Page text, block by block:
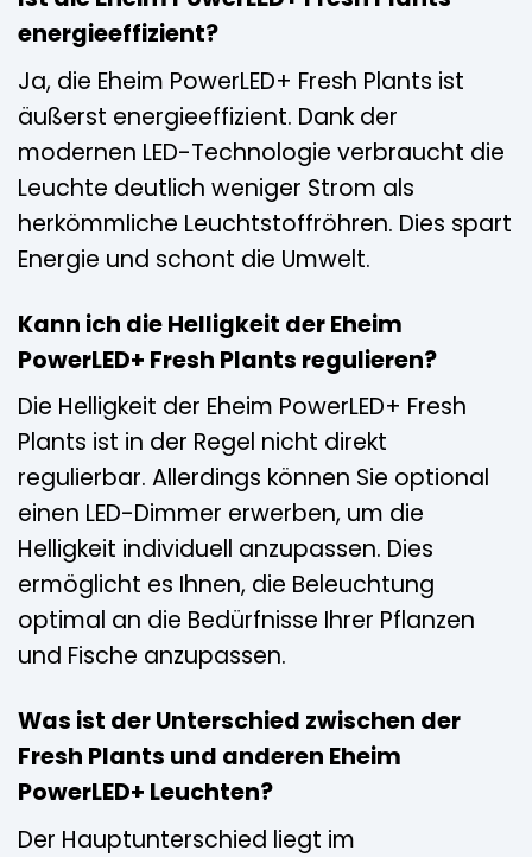
energieeffizient?
Ja, die Eheim PowerLED+ Fresh Plants ist
äußerst energieeffizient. Dank der
modernen LED-Technologie verbraucht die
Leuchte deutlich weniger Strom als
herkömmliche Leuchtstoffröhren. Dies spart
Energie und schont die Umwelt.
Kann ich die Helligkeit der Eheim
PowerLED+ Fresh Plants regulieren?
Die Helligkeit der Eheim PowerLED+ Fresh
Plants ist in der Regel nicht direkt
regulierbar. Allerdings können Sie optional
einen LED-Dimmer erwerben, um die
Helligkeit individuell anzupassen. Dies
ermöglicht es Ihnen, die Beleuchtung
optimal an die Bedürfnisse Ihrer Pflanzen
und Fische anzupassen.
Was ist der Unterschied zwischen der
Fresh Plants und anderen Eheim
PowerLED+ Leuchten?
Der Hauptunterschied liegt im